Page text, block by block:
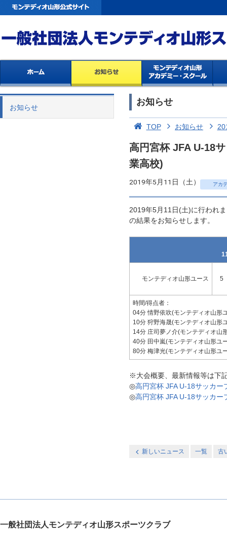
お知らせ
お知らせ
TOP お知らせ
高円宮杯 JFA U-18
業高校)
2019年5月11日（土） アカ
2019年5月11日(土)に行われ
の結果をお知らせします。
モンテディオ山形ユース 5
時間/得点者：
04分 情野依吹(モンテディオ山形
10分 狩野海晟(モンテディオ山形
14分 庄司夢ノ介(モンテディオ山
40分 田中嵐(モンテディオ山形ユ
80分 梅津光(モンテディオ山形ユ
※大会概要、最新情報等は下
◎高円宮杯 JFA U-18サッカー
◎高円宮杯 JFA U-18サッカー
新しいニュース 一覧 古
一般社団法人モンテディオ山形スポーツクラブ